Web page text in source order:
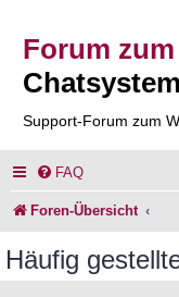
Forum
Chatsystem
Support-Forum zum
FAQ
Foren-Übersicht
Häufig